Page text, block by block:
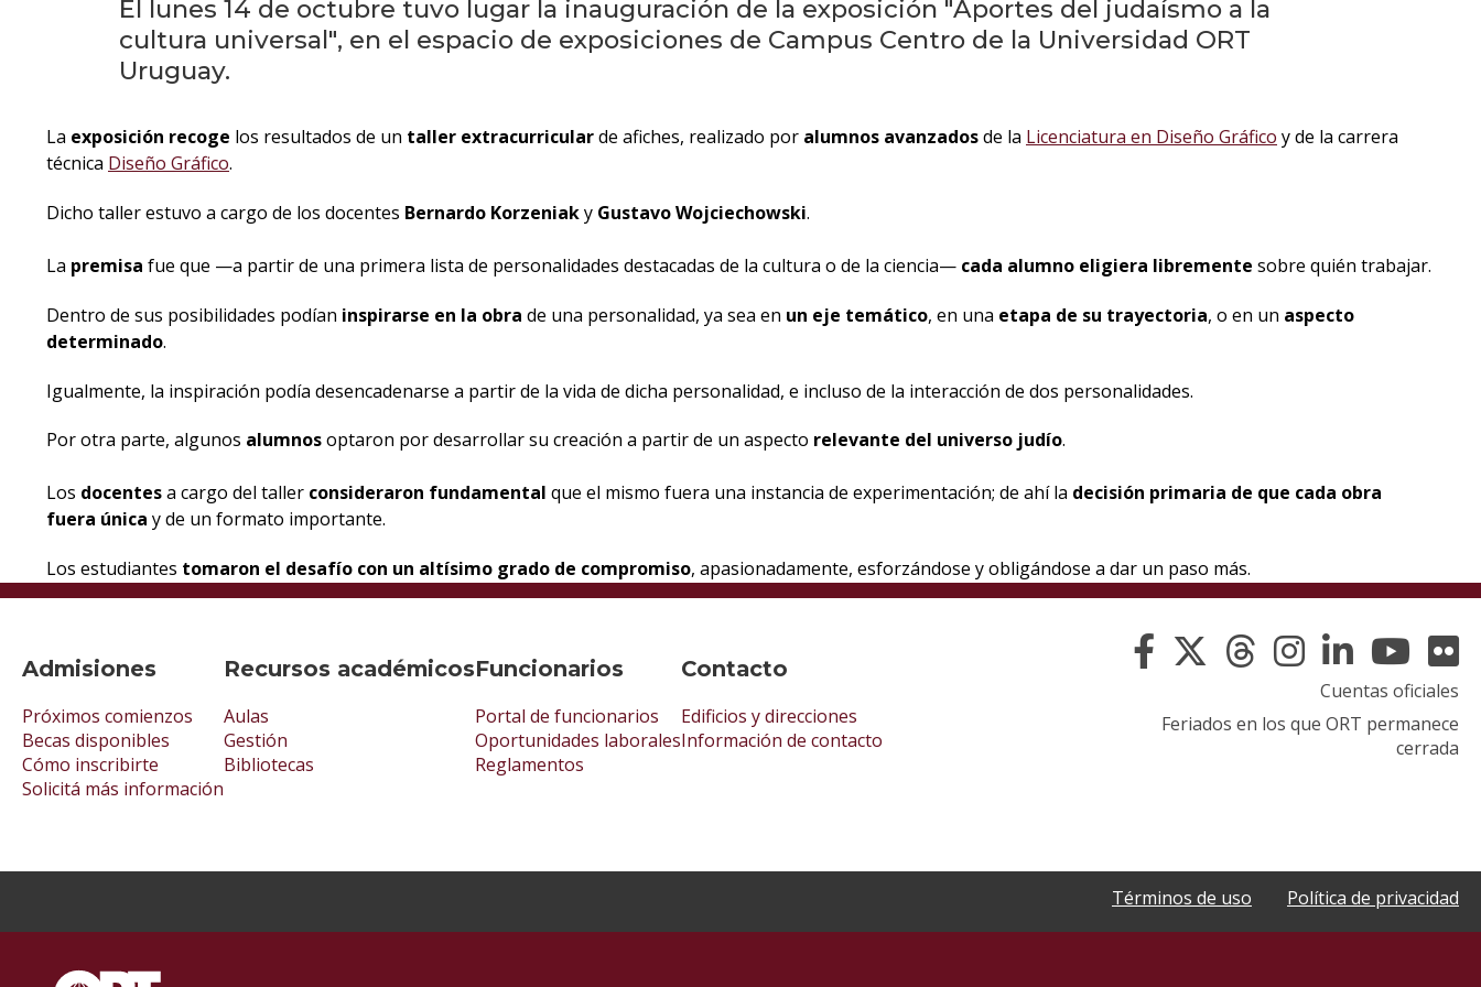
Testimonios
en
medios
El lunes 14 de octubre tuvo lugar la inauguración de la exposición "Aportes del judaísmo a la
cultura universal", en el espacio de exposiciones de Campus Centro de la Universidad ORT
Uruguay.
La exposición recoge los resultados de un taller extracurricularde afiches, realizado por alumnos avanzadosde la Licenciatura en Diseño Gráfico y de la carrera
técnica Diseño Gráfico.
Dicho taller estuvo a cargo de los docentes Bernardo Korzeniaky Gustavo Wojciechowski.
La premisa fue que —a partir de una primera lista de personalidades destacadas de la cultura o de la ciencia— cada alumno eligiera libremente sobre quién trabajar.
Dentro de sus posibilidades podían inspirarse en la obra de una personalidad, ya sea en un eje temático, en una etapa de su trayectoria, o en un aspecto
determinado.
Igualmente, la inspiración podía desencadenarse a partir de la vida de dicha personalidad, e incluso de la interacción de dos personalidades.
Por otra parte, algunos alumnosoptaron por desarrollar su creación a partir de un aspecto relevante del universo judío.
Los docentesa cargo del taller consideraron fundamental que el mismo fuera una instancia de experimentación; de ahí la decisión primaria de que cada obra
fuera única y de un formato importante.
Los estudiantes tomaron el desafío con un altísimo grado de compromiso, apasionadamente, esforzándose y obligándose a dar un paso más.
Admisiones
Próximos comienzos
Becas disponibles
Cómo inscribirte
Solicitá más información
Recursos académicos
Aulas
Gestión
Bibliotecas
Funcionarios
Portal de funcionarios
Oportunidades laborales
Reglamentos
Contacto
Edificios y direcciones
Información de contacto
Cuentas oficiales
Feriados en los que ORT permanece
cerrada
Términos de uso Política de privacidad